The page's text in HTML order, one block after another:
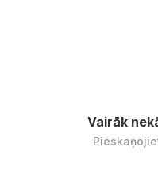
Vairāk